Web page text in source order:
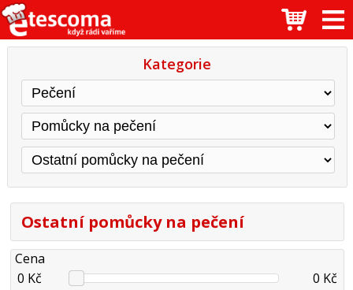
Kategorie
Ostatní pomůcky na pečení
Cena
0 Kč
0 Kč